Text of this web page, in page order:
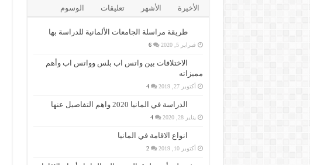
الأخيرة الأشهر تعليقات الوسوم
طريقة مراسلة الجامعات الألمانية للدراسة بها
فبراير 5, 2020 6
الاختلافات بين واتس اب بلس وواتس اب وأهم
مميزاته
أكتوبر 27, 2019 4
الدراسة في المانيا 2020 واهم التفاصيل عنها
يناير 28, 2020 4
انواع الاقامة في المانيا
أكتوبر 10, 2019 2